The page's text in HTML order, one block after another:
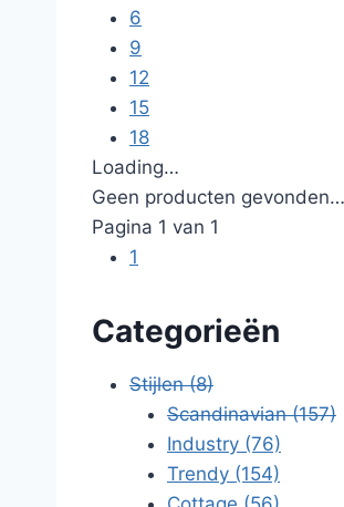
6
9
12
15
18
Loading…
Geen producten gevonden…
Pagina 1 van 1
1
Categorieën
Stijlen(8)
Scandinavian(157)
Industry (76)
Trendy (154)